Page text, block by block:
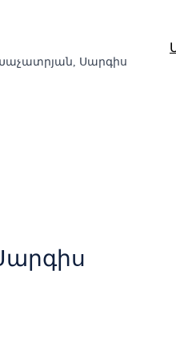
Սարգիս